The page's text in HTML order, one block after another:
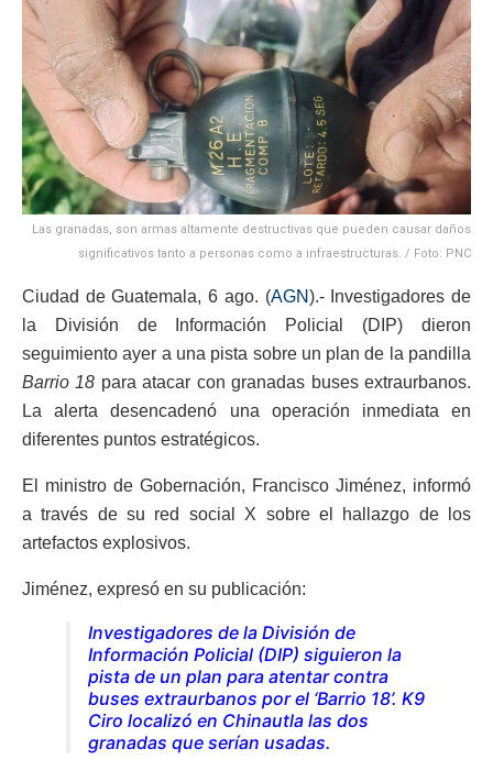
Las granadas, son armas altamente destructivas que pueden causar daños
significativos tanto a personas como a infraestructuras. / Foto: PNC
Ciudad de Guatemala, 6 ago. (AGN).- Investigadores de
la División de Información Policial (DIP) dieron
seguimiento ayer a una pista sobre un plan de la pandilla
Barrio 18 para atacar con granadas buses extraurbanos.
La alerta desencadenó una operación inmediata en
diferentes puntos estratégicos.
El ministro de Gobernación, Francisco Jiménez, informó
a través de su red social X sobre el hallazgo de los
artefactos explosivos.
Jiménez, expresó en su publicación:
Investigadores de la División de
Información Policial (DIP) siguieron la
pista de un plan para atentar contra
buses extraurbanos por el ‘Barrio 18’. K9
Ciro localizó en Chinautla las dos
granadas que serían usadas.